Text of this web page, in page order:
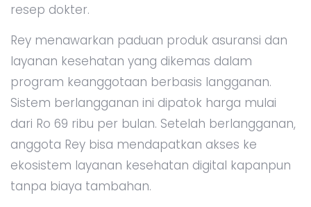
resep dokter.
Rey menawarkan paduan produk asuransi dan
layanan kesehatan yang dikemas dalam
program keanggotaan berbasis langganan.
Sistem berlangganan ini dipatok harga mulai
dari Ro 69 ribu per bulan. Setelah berlangganan,
anggota Rey bisa mendapatkan akses ke
ekosistem layanan kesehatan digital kapanpun
tanpa biaya tambahan.